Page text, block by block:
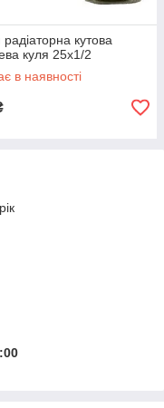
кутова
куля 25х1/2
в наявності